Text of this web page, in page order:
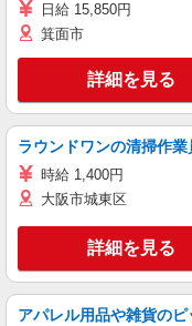
日給 15,850円
箕面市
詳細を見る
ラウンドワンの清掃作業
時給 1,400円
大阪市城東区
詳細を見る
アパレル用品や雑貨の